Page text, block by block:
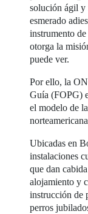
solución ágil y
esmerado
instrumento
otorga la
puede ver.
Por ello, la
Guía (FOPG)
el modelo de
Ubicadas en
instalaciones
que dan
alojamiento y
instrucción de
perros